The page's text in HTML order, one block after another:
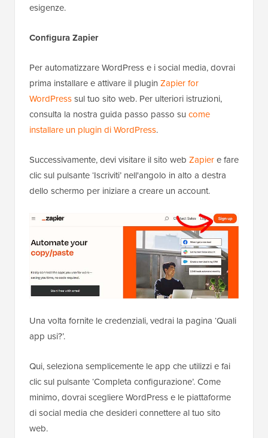
esigenze.
Configura Zapier
Per automatizzare WordPress e i social media, dovrai
prima installare e attivare il plugin Zapier for
WordPresssul tuo sito web. Per ulteriori istruzioni,
consulta la nostra guida passo passo su come
installare un plugin di WordPress.
Successivamente, devi visitare il sito web Zapiere fare
clic sul pulsante ‘Iscriviti’ nell'angolo in alto a destra
dello schermo per iniziare a creare un account.
Una volta fornite le credenziali, vedrai la pagina ‘Quali
app usi?’.
Qui, seleziona semplicemente le app che utilizzi e fai
clic sul pulsante ‘Completa configurazione’. Come
minimo, dovrai scegliere WordPress e le piattaforme
di social media che desideri connettere al tuo sito
web.